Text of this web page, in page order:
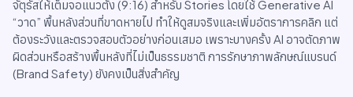
จัตุรัสให้เต็มจอแนวตั้ง (9:16) สำหรับ Stories โดยใช้ Generative AI
“วาด” พื้นหลังส่วนที่ขาดหายไป ทำให้ดูสมจริงและเพิ่มอัตราการคลิก แต่
ต้องระวังและตรวจสอบตัวอย่างก่อนเสมอ เพราะบางครั้ง AI อาจตัดภาพ
ผิดส่วนหรือสร้างพื้นหลังที่ไม่เป็นธรรมชาติ การรักษาภาพลักษณ์แบรนด์
(Brand Safety) ยังคงเป็นสิ่งสำคัญ